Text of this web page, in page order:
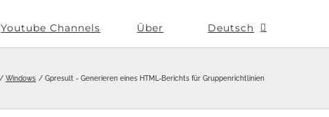
Youtube Channels Über Deutsch
Windows Gpresult - Generieren eines HTML-Berichts für Gruppenrichtlinien